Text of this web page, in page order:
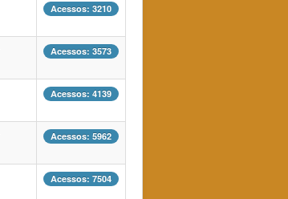
Acessos: 3210
Acessos: 3573
Acessos: 4139
Acessos: 5962
Acessos: 7504